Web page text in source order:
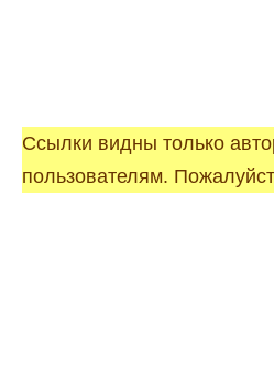
Ссылки видны только
пользователям.